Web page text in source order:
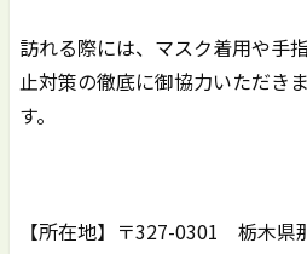
訪れる際には、マスク着用や手
止対策の徹底に御協力いただき
す。
【所在地】〒327-0301 栃木県